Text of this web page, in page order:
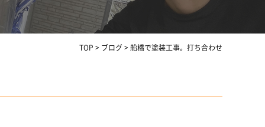
TOP > ブログ > 船橋で塗装工事。打ち合わせ